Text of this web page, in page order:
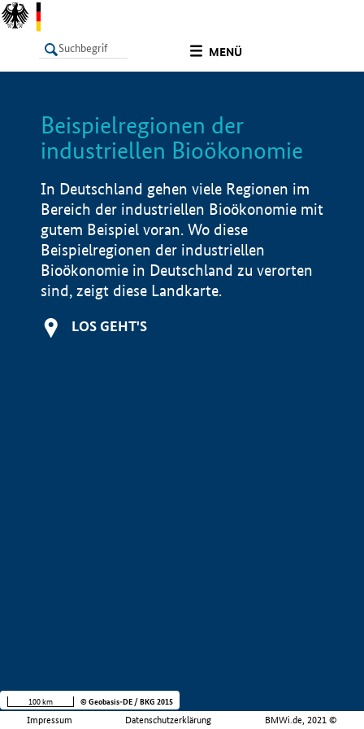
MENÜ
LISTE
Beispielregionen der
industriellen Bioökonomie
In Deutschland gehen viele Regionen im
Bereich der industriellen Bioökonomie mit
gutem Beispiel voran. Wo diese
Beispielregionen der industriellen
Bioökonomie in Deutschland zu verorten
sind, zeigt diese Landkarte.
LOS GEHT'S
Impressum Datenschutzerklärung BMWi.de, 2021 ©
100 km © Geobasis-DE / BKG 2015